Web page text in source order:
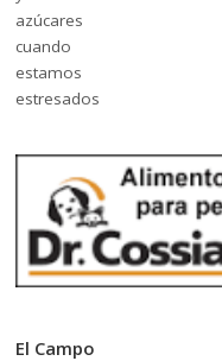
El Campo